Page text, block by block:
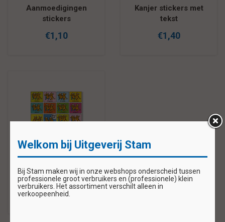
Aanmoedigingen
stickers
€1,10
Kanjer stickers met
tekst
€1,40
Stickervel
Kanjertraining
€1,10
Welkom bij Uitgeverij Stam
Bij Stam maken wij in onze webshops onderscheid tussen
professionele groot verbruikers en (professionele) klein
verbruikers. Het assortiment verschilt alleen in
verkoopeenheid.